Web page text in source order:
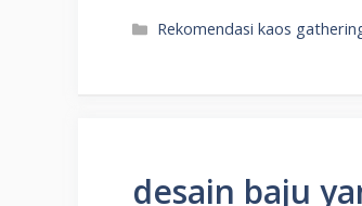
Kategori
Rekomendasi kaos
desain baju